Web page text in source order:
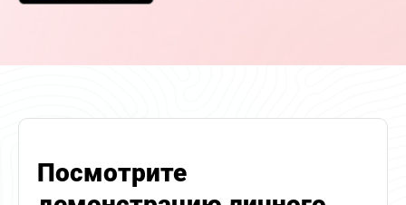
Посмотрите